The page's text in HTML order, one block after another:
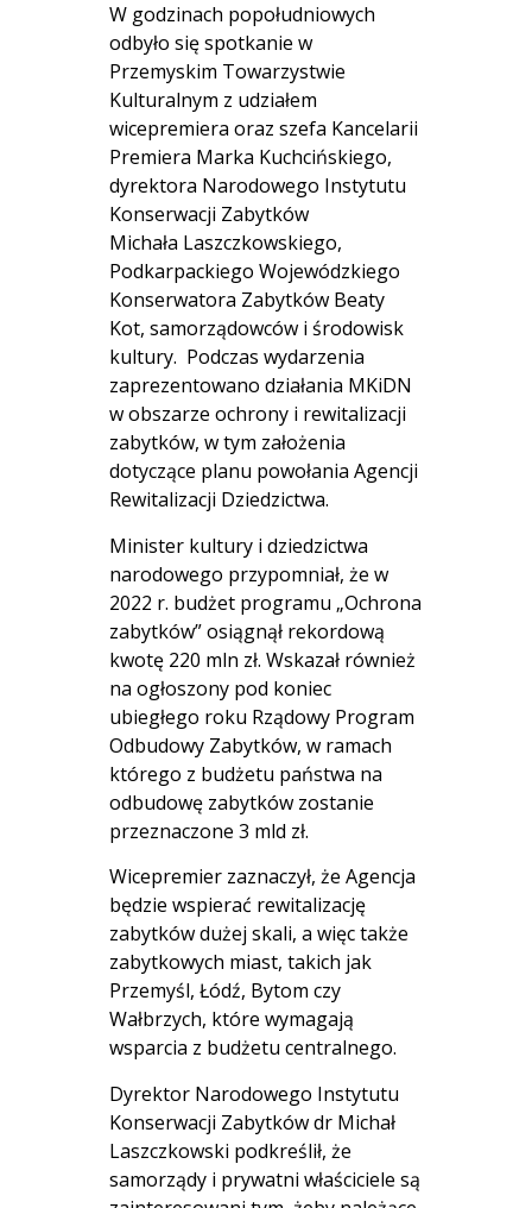
W godzinach popołudniowych
odbyło się spotkanie w
Przemyskim Towarzystwie
Kulturalnym z udziałem
wicepremiera oraz szefa Kancelarii
Premiera Marka Kuchcińskiego,
dyrektora Narodowego Instytutu
Konserwacji Zabytków
Michała Laszczkowskiego,
Podkarpackiego Wojewódzkiego
Konserwatora Zabytków Beaty
Kot, samorządowców i środowisk
kultury. Podczas wydarzenia
zaprezentowano działania MKiDN
w obszarze ochrony i rewitalizacji
zabytków, w tym założenia
dotyczące planu powołania Agencji
Rewitalizacji Dziedzictwa.
Minister kultury i dziedzictwa
narodowego przypomniał, że w
2022 r. budżet programu „Ochrona
zabytków” osiągnął rekordową
kwotę 220 mln zł. Wskazał również
na ogłoszony pod koniec
ubiegłego roku Rządowy Program
Odbudowy Zabytków, w ramach
którego z budżetu państwa na
odbudowę zabytków zostanie
przeznaczone 3 mld zł.
Wicepremier zaznaczył, że Agencja
będzie wspierać rewitalizację
zabytków dużej skali, a więc także
zabytkowych miast, takich jak
Przemyśl, Łódź, Bytom czy
Wałbrzych, które wymagają
wsparcia z budżetu centralnego.
Dyrektor Narodowego Instytutu
Konserwacji Zabytków dr Michał
Laszczkowski podkreślił, że
samorządy i prywatni właściciele są